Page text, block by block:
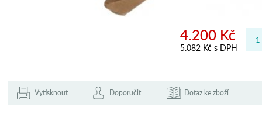
4.200 Kč
5.082 Kč s DPH
Vytisknout Doporučit Dotaz ke zboží